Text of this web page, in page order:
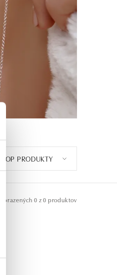
TOP PRODUKTY
Zobrazených 0 z 0 produktov